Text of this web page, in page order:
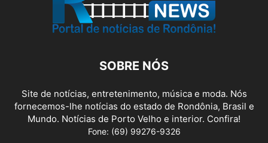
SOBRE NÓS
Site de notícias, entretenimento, música e moda. Nós
fornecemos-lhe notícias do estado de Rondônia, Brasil e
Mundo. Notícias de Porto Velho e interior. Confira!
Fone: (69) 99276-9326